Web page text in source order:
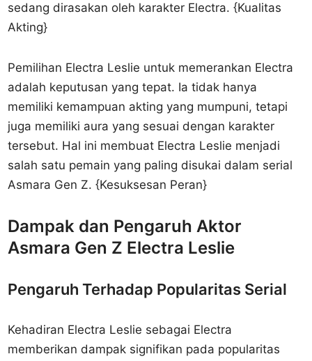
sedang dirasakan oleh karakter Electra. {Kualitas
Akting}
Pemilihan Electra Leslie untuk memerankan Electra
adalah keputusan yang tepat. Ia tidak hanya
memiliki kemampuan akting yang mumpuni, tetapi
juga memiliki aura yang sesuai dengan karakter
tersebut. Hal ini membuat Electra Leslie menjadi
salah satu pemain yang paling disukai dalam serial
Asmara Gen Z. {Kesuksesan Peran}
Dampak dan Pengaruh Aktor
Asmara Gen Z Electra Leslie
Pengaruh Terhadap Popularitas Serial
Kehadiran Electra Leslie sebagai Electra
memberikan dampak signifikan pada popularitas